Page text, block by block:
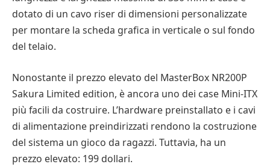
dotato di un cavo riser di dimensioni personalizzate
per montare la scheda grafica in verticale o sul fondo
del telaio.
Nonostante il prezzo elevato del MasterBox NR200P
Sakura Limited edition, è ancora uno dei case Mini-ITX
più facili da costruire. L’hardware preinstallato e i cavi
di alimentazione preindirizzati rendono la costruzione
del sistema un gioco da ragazzi. Tuttavia, ha un
prezzo elevato: 199 dollari.